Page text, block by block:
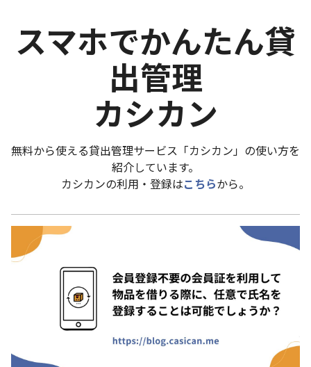
スマホでかんたん貸
出管理
カシカン
無料から使える貸出管理サービス「カシカン」の使い方を
紹介しています。
カシカンの利用・登録はこちらから。